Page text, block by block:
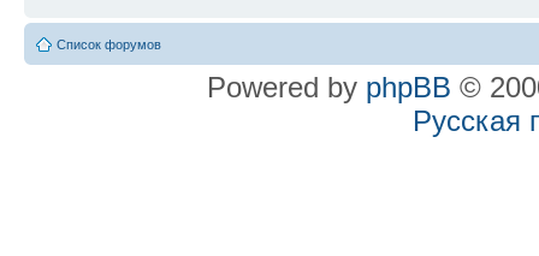
Список форумов
Powered by phpBB ©
Русская